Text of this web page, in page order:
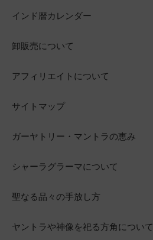
インド暦カレンダー
卸販売について
アフィリエイトについて
サイトマップ
ガーヤトリー・マントラの恵み
シャーラグラーマについて
聖なる品々の手放し方
ヤントラや神像を祀る方角について